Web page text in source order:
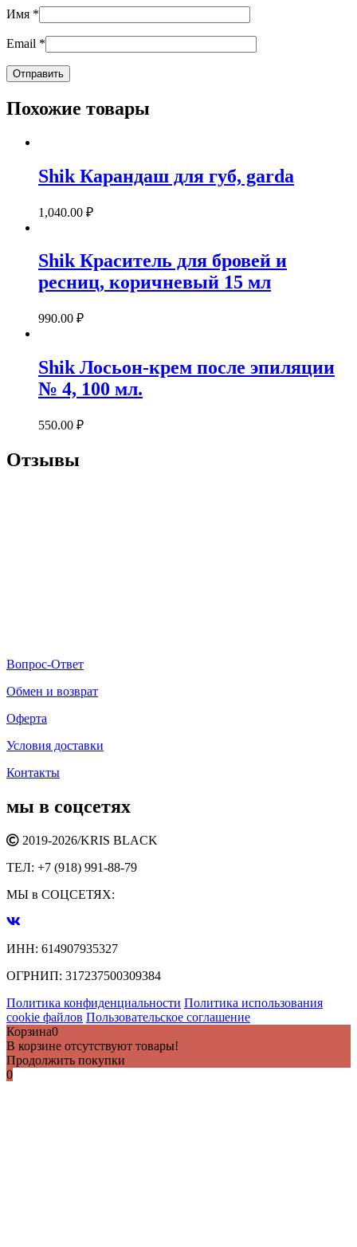
Имя *
Email *
Похожие товары
Shik Карандаш для губ, garda
1,040.00 ₽
Shik Краситель для бровей и
ресниц, коричневый 15 мл
990.00 ₽
Shik Лосьон-крем после эпиляции
№ 4, 100 мл.
550.00 ₽
Отзывы
Вопрос-Ответ
Обмен и возврат
Оферта
Условия доставки
Контакты
мы в соцсетях
2019-2026/KRIS BLACK
ТЕЛ: +7 (918) 991-88-79
МЫ в СОЦСЕТЯХ:
ИНН: 614907935327
ОГРНИП: 317237500309384
Политика конфиденциальности Политика использования
cookie файлов Пользовательское соглашение
Корзина0
В корзине отсутствуют товары!
Продолжить покупки
0